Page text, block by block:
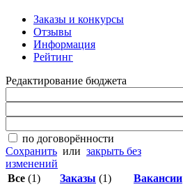
Заказы и конкурсы
Отзывы
Информация
Рейтинг
Редактирование бюджета
по договорённости
Сохранить или закрыть без
изменений
Все (1) Заказы (1) Вакансии